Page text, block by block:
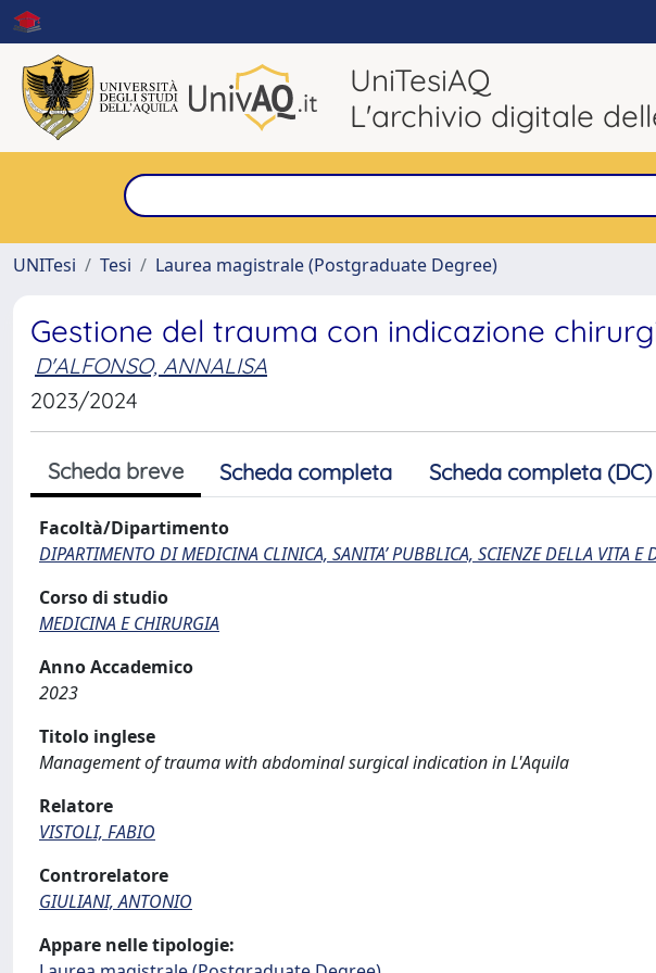
UniTesiAQ
L'archivio digitale
UNITesi
Tesi Laurea magistrale (Postgraduate Degree)
Gestione del trauma con indicazione
D'ALFONSO, ANNALISA
2023/2024
Scheda breve Scheda completa Scheda completa (DC)
Facoltà/Dipartimento
DIPARTIMENTO DI MEDICINA CLINICA, SANITA’ PUBBLICA, SCIENZE DELLA VITA E
Corso di studio
MEDICINA E CHIRURGIA
Anno Accademico
2023
Titolo inglese
Management of trauma with abdominal surgical indication in L'Aquila
Relatore
VISTOLI, FABIO
Controrelatore
GIULIANI, ANTONIO
Appare nelle tipologie: